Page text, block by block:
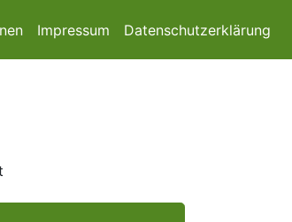
Impressum Datenschutzerklärung